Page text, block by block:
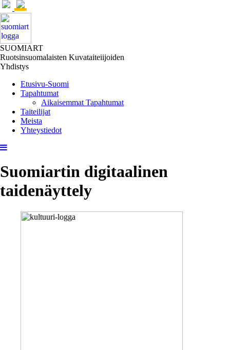
SUOMIART
Ruotsinsuomalaisten Kuvataiteiijoiden
Yhdistys
Etusivu-Suomi
Tapahtumat
Aikaisemmat Tapahtumat
Taiteilijat
Meista
Yhteystiedot
Suomiartin digitaalinen
taidenäyttely